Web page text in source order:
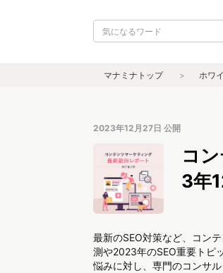
マナミナトップ ホワ
2023年12月27日 公開
コ
3年
最新のSEO対策など、コン
測や2023年のSEO重要トピ
悩みに対し、専門のコンサ